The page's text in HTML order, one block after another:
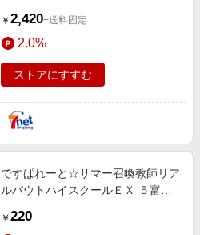
￥ 2,420+送料固定
2.0%
ストアにすすむ
ですぱれーと☆サマー召喚教師リア
ルバウトハイスクールＥＸ ５富士
￥ 220